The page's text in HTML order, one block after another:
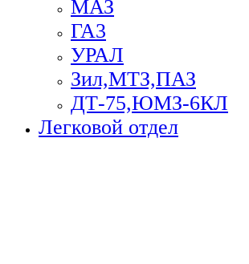
МАЗ
ГА3
УРАЛ
Зил,МТЗ,ПАЗ
ДТ-75,ЮМЗ-6КЛ
Легковой отдел